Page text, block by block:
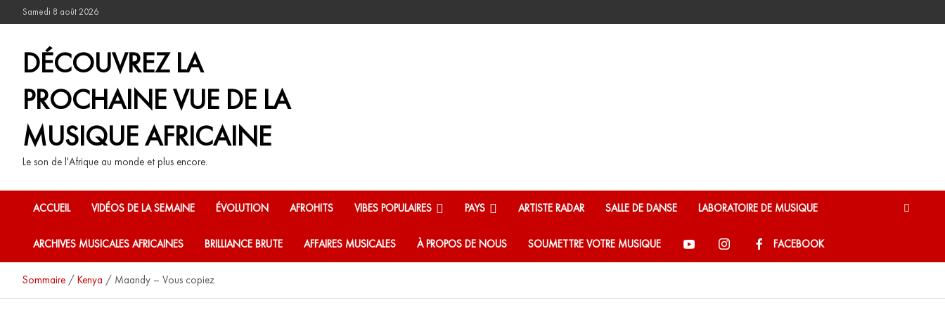
Samedi 8 août 2026
DÉCOUVREZ LA
PROCHAINE VUE DE LA
MUSIQUE AFRICAINE
Le son de l'Afrique au monde et plus encore.
ACCUEIL VIDÉOS DE LA SEMAINE ÉVOLUTION AFROHITS VIBES POPULAIRES PAYS ARTISTE RADAR SALLE DE DANSE LABORATOIRE DE MUSIQUE
ARCHIVES MUSICALES AFRICAINES BRILLIANCE BRUTE AFFAIRES MUSICALES À PROPOS DE NOUS SOUMETTRE VOTRE MUSIQUE FACEBOOK
Sommaire Kenya Maandy – Vous copiez